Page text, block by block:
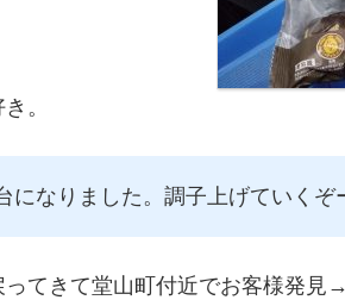
。
になりました。調子上げていくぞ
てきて堂山町付近でお客様発見